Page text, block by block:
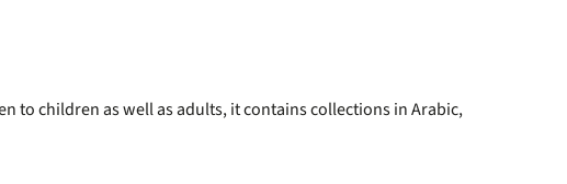
to children as well as adults, it contains collections in Arabic,